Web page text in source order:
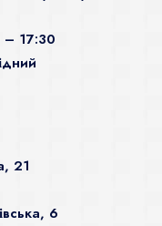
17:30
21
6